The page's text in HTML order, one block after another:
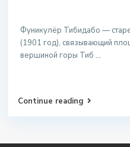
Фуникулёр Тибидабо —
(1901 год), связывающий
вершиной горы Тиб ...
Continue reading